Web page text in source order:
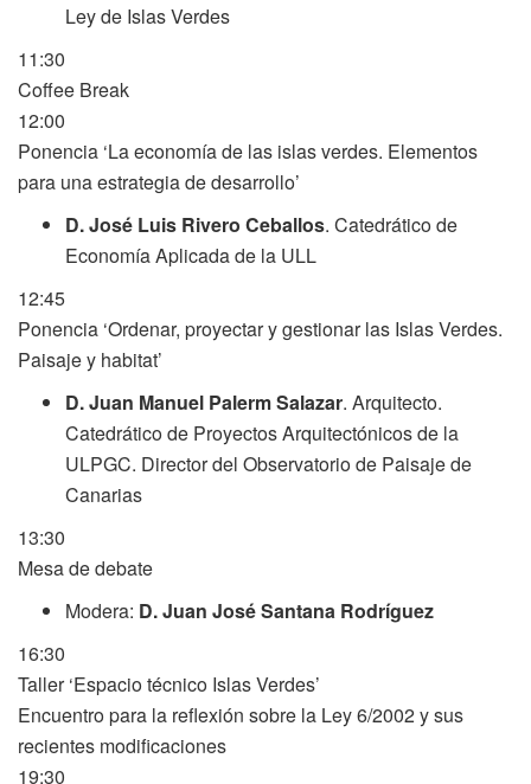
Ley de Islas Verdes
11:30
Coffee Break
12:00
Ponencia ‘La economía de las islas verdes. Elementos
para una estrategia de desarrollo’
D. José Luis Rivero Ceballos. Catedrático de
Economía Aplicada de la ULL
12:45
Ponencia ‘Ordenar, proyectar y gestionar las Islas Verdes.
Paisaje y habitat’
D. Juan Manuel Palerm Salazar. Arquitecto.
Catedrático de Proyectos Arquitectónicos de la
ULPGC. Director del Observatorio de Paisaje de
Canarias
13:30
Mesa de debate
Modera: D. Juan José Santana Rodríguez
16:30
Taller ‘Espacio técnico Islas Verdes’
Encuentro para la reflexión sobre la Ley 6/2002 y sus
recientes modificaciones
19:30